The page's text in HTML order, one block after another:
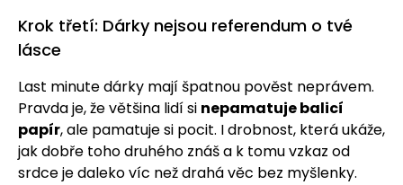
Krok třetí: Dárky nejsou referendum o tvé
lásce
Last minute dárky mají špatnou pověst neprávem.
Pravda je, že většina lidí si nepamatuje balicí
papír, ale pamatuje si pocit. I drobnost, která ukáže,
jak dobře toho druhého znáš a k tomu vzkaz od
srdce je daleko víc než drahá věc bez myšlenky.